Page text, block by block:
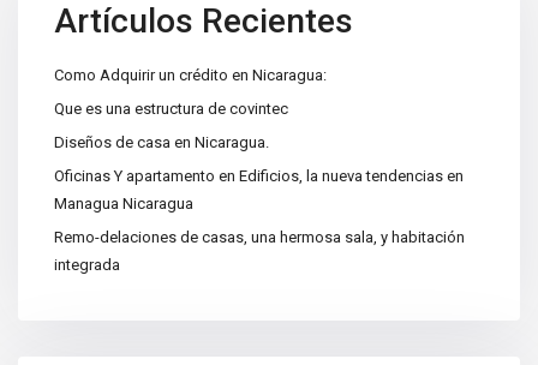
Artículos Recientes
Como Adquirir un crédito en Nicaragua:
Que es una estructura de covintec
Diseños de casa en Nicaragua.
Oficinas Y apartamento en Edificios, la nueva tendencias en
Managua Nicaragua
Remo-delaciones de casas, una hermosa sala, y habitación
integrada
Categorías
Bodegas(3)
Casa|Quinta(11)
Casas(86)